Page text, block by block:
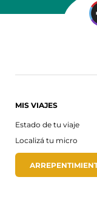
MIS VIAJES
Estado de tu viaje
Localizá tu micro